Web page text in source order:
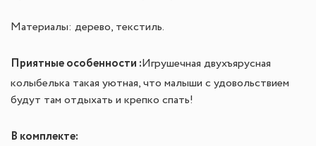
Материалы: дерево, текстиль.
Приятные особенности : Игрушечная двухъярусная
колыбелька такая уютная, что малыши с удовольствием
будут там отдыхать и крепко спать!
В комплекте: